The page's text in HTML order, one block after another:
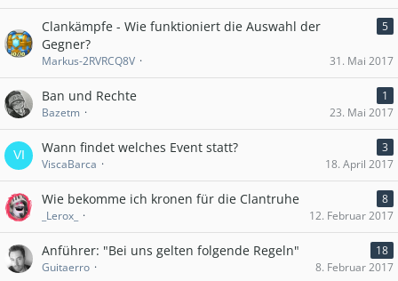
Clankämpfe - Wie funktioniert die Auswahl der
Gegner?
5
Markus-2RVRCQ8V 31. Mai 2017
Ban und Rechte
1
Bazetm
23. Mai 2017
Wann findet welches Event statt?
3
ViscaBarca
18. April 2017
Wie bekomme ich kronen für die Clantruhe
8
_Lerox_
12. Februar 2017
Anführer: "Bei uns gelten folgende Regeln"
18
Guitaerro
8. Februar 2017